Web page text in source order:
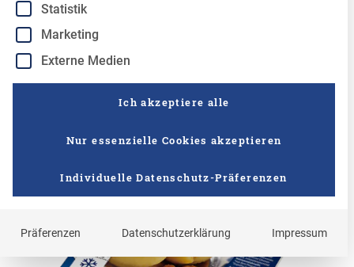
Mehr Informationen
Statistik
Marketing
Externe Medien
Ich akzeptiere alle
Nur essenzielle Cookies akzeptieren
Individuelle Datenschutz-Präferenzen
Präferenzen Datenschutzerklärung Impressum